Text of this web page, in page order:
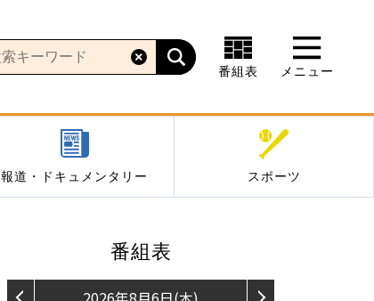
番組表 メニュー
報道・ドキュメンタリー スポーツ
番組表